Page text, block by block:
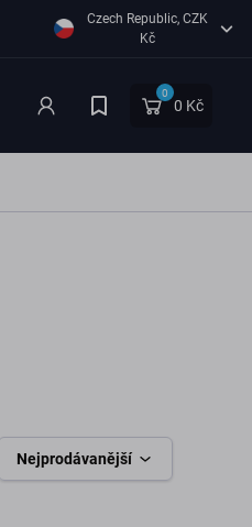
Czech Republic, CZK
Kč
0
0 Kč
Nejprodávanější